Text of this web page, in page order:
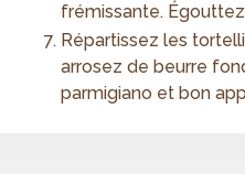
frémissante.
Répartissez les
arrosez de beurre
parmigiano et bon